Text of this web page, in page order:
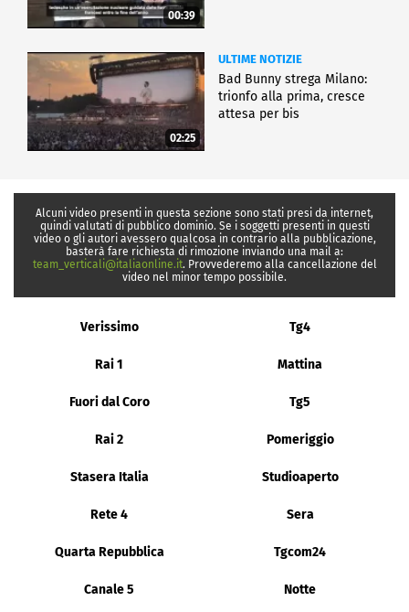
00:39
02:25
ULTIME NOTIZIE
Bad Bunny strega Milano:
trionfo alla prima, cresce
attesa per bis
Alcuni video presenti in questa sezione sono stati presi da internet,
quindi valutati di pubblico dominio. Se i soggetti presenti in questi
video o gli autori avessero qualcosa in contrario alla pubblicazione,
basterà fare richiesta di rimozione inviando una mail a:
team_verticali@italiaonline.it. Provvederemo alla cancellazione del
video nel minor tempo possibile.
Verissimo Tg4
Rai 1 Mattina
Fuori dal Coro Tg5
Rai 2 Pomeriggio
Stasera Italia Studioaperto
Rete 4 Sera
Quarta Repubblica Tgcom24
Canale 5 Notte